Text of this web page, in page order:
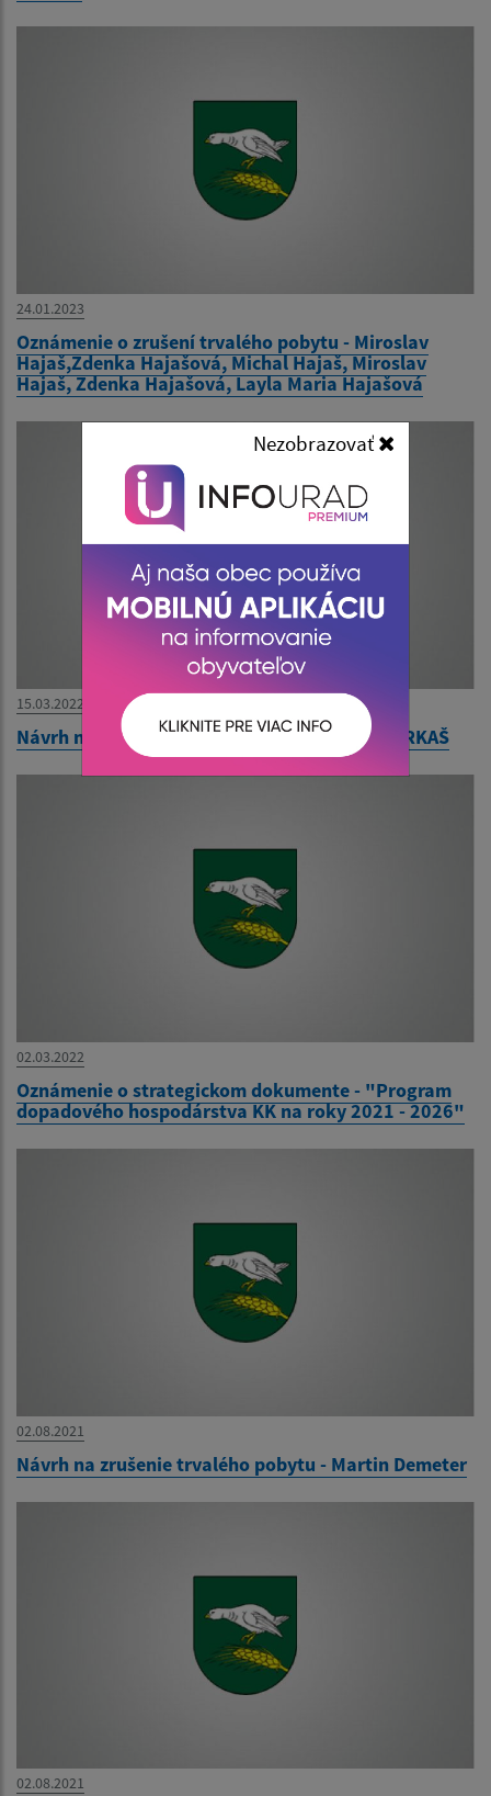
24.01.2023
Oznámenie o zrušení trvalého pobytu - Miroslav
Hajaš,Zdenka Hajašová, Michal Hajaš, Miroslav
Hajaš, Zdenka Hajašová, Layla Maria Hajašová
15.03.2022
Návrh na zrušenie trvalého pobytu - Milan FARKAŠ
02.03.2022
Oznámenie o strategickom dokumente - "Program
dopadového hospodárstva KK na roky 2021 - 2026"
02.08.2021
Návrh na zrušenie trvalého pobytu - Martin Demeter
02.08.2021
Nezobrazovať